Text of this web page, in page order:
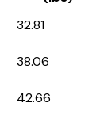
32.81
38.06
42.66